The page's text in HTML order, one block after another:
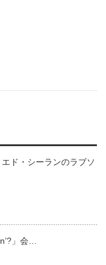
エド・シーランのラブソ
」会…